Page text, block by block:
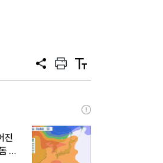
공
프
트
텍
트
진
박